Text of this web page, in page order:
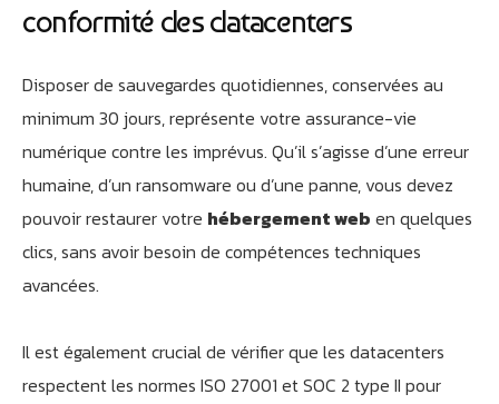
conformité des datacenters
Disposer de sauvegardes quotidiennes, conservées au
minimum 30 jours, représente votre assurance-vie
numérique contre les imprévus. Qu’il s’agisse d’une erreur
humaine, d’un ransomware ou d’une panne, vous devez
pouvoir restaurer votre hébergement web en quelques
clics, sans avoir besoin de compétences techniques
avancées.
Il est également crucial de vérifier que les datacenters
respectent les normes ISO 27001 et SOC 2 type II pour